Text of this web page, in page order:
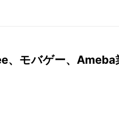
、モバゲー、Ameba